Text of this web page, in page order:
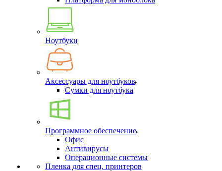
Ноутбуки
Аксессуары для ноутбуков
Сумки для ноутбука
Программное обеспечение
Офис
Антивирусы
Операционные системы
Пленка для спец. принтеров